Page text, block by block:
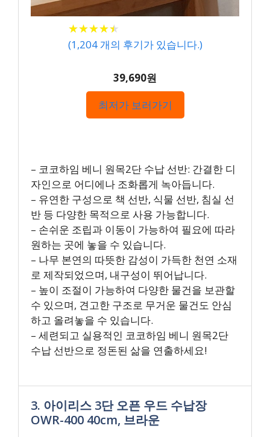
★★★★★
★★★★★
(1,204개의 후기가 있습니다.)
39,690원
최저가 보러가기
– 코코하임 베니 원목2단 수납 선반: 간결한 디
자인으로 어디에나 조화롭게 녹아듭니다.
– 유연한 구성으로 책 선반, 식물 선반, 침실 선
반 등 다양한 목적으로 사용 가능합니다.
– 손쉬운 조립과 이동이 가능하여 필요에 따라
원하는 곳에 놓을 수 있습니다.
– 나무 본연의 따뜻한 감성이 가득한 천연 소재
로 제작되었으며, 내구성이 뛰어납니다.
– 높이 조절이 가능하여 다양한 물건을 보관할
수 있으며, 견고한 구조로 무거운 물건도 안심
하고 올려놓을 수 있습니다.
– 세련되고 실용적인 코코하임 베니 원목2단
수납 선반으로 정돈된 삶을 연출하세요!
3. 아이리스 3단 오픈 우드 수납장
OWR-400 40cm, 브라운